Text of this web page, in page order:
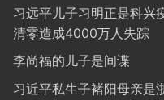
习远平儿子习明正是科兴
清零造成4000万人失踪
李尚福的儿子是间谍
习近平私生子褚阳母亲是